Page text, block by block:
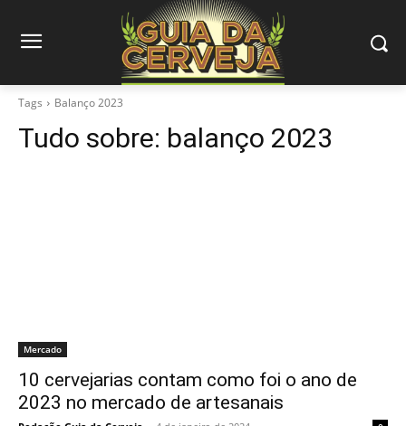
Tags Balanço 2023
Tudo sobre: balanço 2023
Mercado
10 cervejarias contam como foi o ano de
2023 no mercado de artesanais